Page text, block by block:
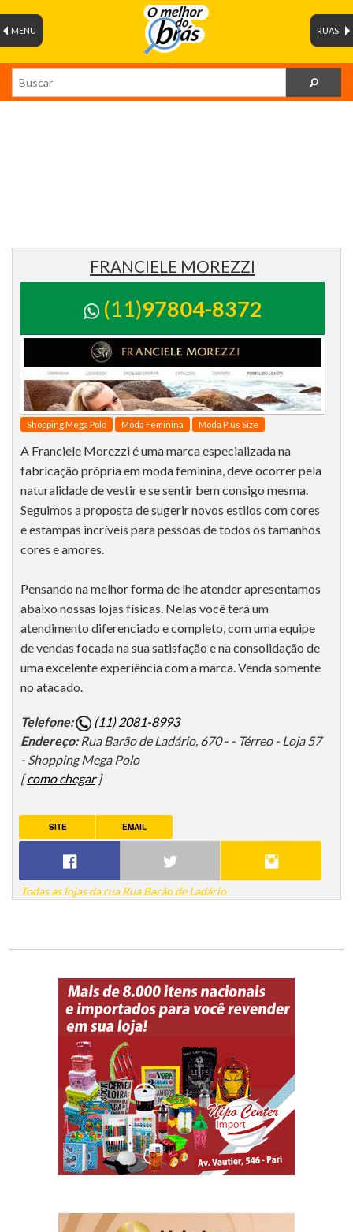
RUAS
MENU
FRANCIELE MOREZZI
(11)97804-8372
Shopping Mega Polo Moda Feminina Moda Plus Size
A Franciele Morezzi é uma marca especializada na
fabricação própria em moda feminina, deve ocorrer pela
naturalidade de vestir e se sentir bem consigo mesma.
Seguimos a proposta de sugerir novos estilos com cores
e estampas incríveis para pessoas de todos os tamanhos
cores e amores.
Pensando na melhor forma de lhe atender apresentamos
abaixo nossas lojas físicas. Nelas você terá um
atendimento diferenciado e completo, com uma equipe
de vendas focada na sua satisfação e na consolidação de
uma excelente experiência com a marca. Venda somente
no atacado.
Telefone:
(11) 2081-8993
Endereço: Rua Barão de Ladário, 670 - - Térreo - Loja 57
- Shopping Mega Polo
[como chegar]
SITE EMAIL
Todas as lojas da rua Rua Barão de Ladário